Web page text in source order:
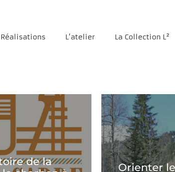
Réalisations L’atelier La Collection L²
de la
Orienter